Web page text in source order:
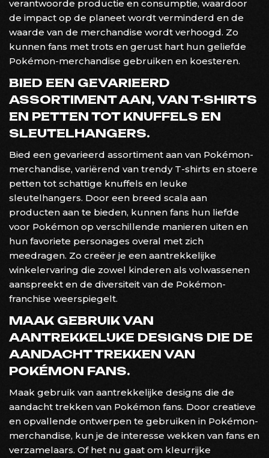
verantwoorde productie en consumptie, waardoor
de impact op de planeet wordt verminderd en de
waarde van de merchandise wordt verhoogd. Zo
kunnen fans met trots en gerust hart hun geliefde
Pokémon-merchandise gebruiken en koesteren.
BIED EEN GEVARIEERD
ASSORTIMENT AAN, VAN T-SHIRTS
EN PETTEN TOT KNUFFELS EN
SLEUTELHANGERS.
Bied een gevarieerd assortiment aan van Pokémon-
merchandise, variërend van trendy T-shirts en stoere
petten tot schattige knuffels en leuke
sleutelhangers. Door een breed scala aan
producten aan te bieden, kunnen fans hun liefde
voor Pokémon op verschillende manieren uiten en
hun favoriete personages overal met zich
meedragen. Zo creëer je een aantrekkelijke
winkelervaring die zowel kinderen als volwassenen
aanspreekt en de diversiteit van de Pokémon-
franchise weerspiegelt.
MAAK GEBRUIK VAN
AANTREKKELIJKE DESIGNS DIE DE
AANDACHT TREKKEN VAN
POKÉMON FANS.
Maak gebruik van aantrekkelijke designs die de
aandacht trekken van Pokémon fans. Door creatieve
en opvallende ontwerpen te gebruiken in Pokémon-
merchandise, kun je de interesse wekken van fans en
verzamelaars. Of het nu gaat om kleurrijke